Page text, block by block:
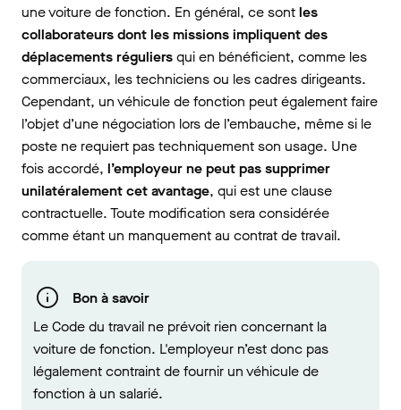
une voiture de fonction. En général, ce sontles
collaborateurs dont les missions impliquent des
déplacements réguliersqui en bénéficient, comme les
commerciaux, les techniciens ou les cadres dirigeants.
Cependant, un véhicule de fonction peut également faire
l’objet d’une négociation lors de l’embauche, même si le
poste ne requiert pas techniquement son usage. Une
fois accordé, l’employeur ne peut pas supprimer
unilatéralement cet avantage, qui est une clause
contractuelle. Toute modification sera considérée
comme étant un manquement au contrat de travail.
Bon à savoir
Le Code du travail ne prévoit rien concernant la
voiture de fonction. L'employeur n’est donc pas
légalement contraint de fournir un véhicule de
fonction à un salarié.